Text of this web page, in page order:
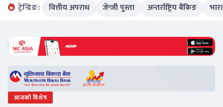
ट्रेन्डिङ: वित्तीय अपराध जेन्जी पुस्ता अन्तर्राष्ट्रिय बैंकिङ
आजको विशेष